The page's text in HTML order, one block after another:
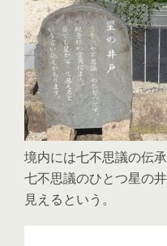
境内には七不思議の伝承
七不思議のひとつ星の
見えるという。